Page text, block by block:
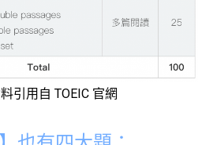
引用自 TOEIC 官網